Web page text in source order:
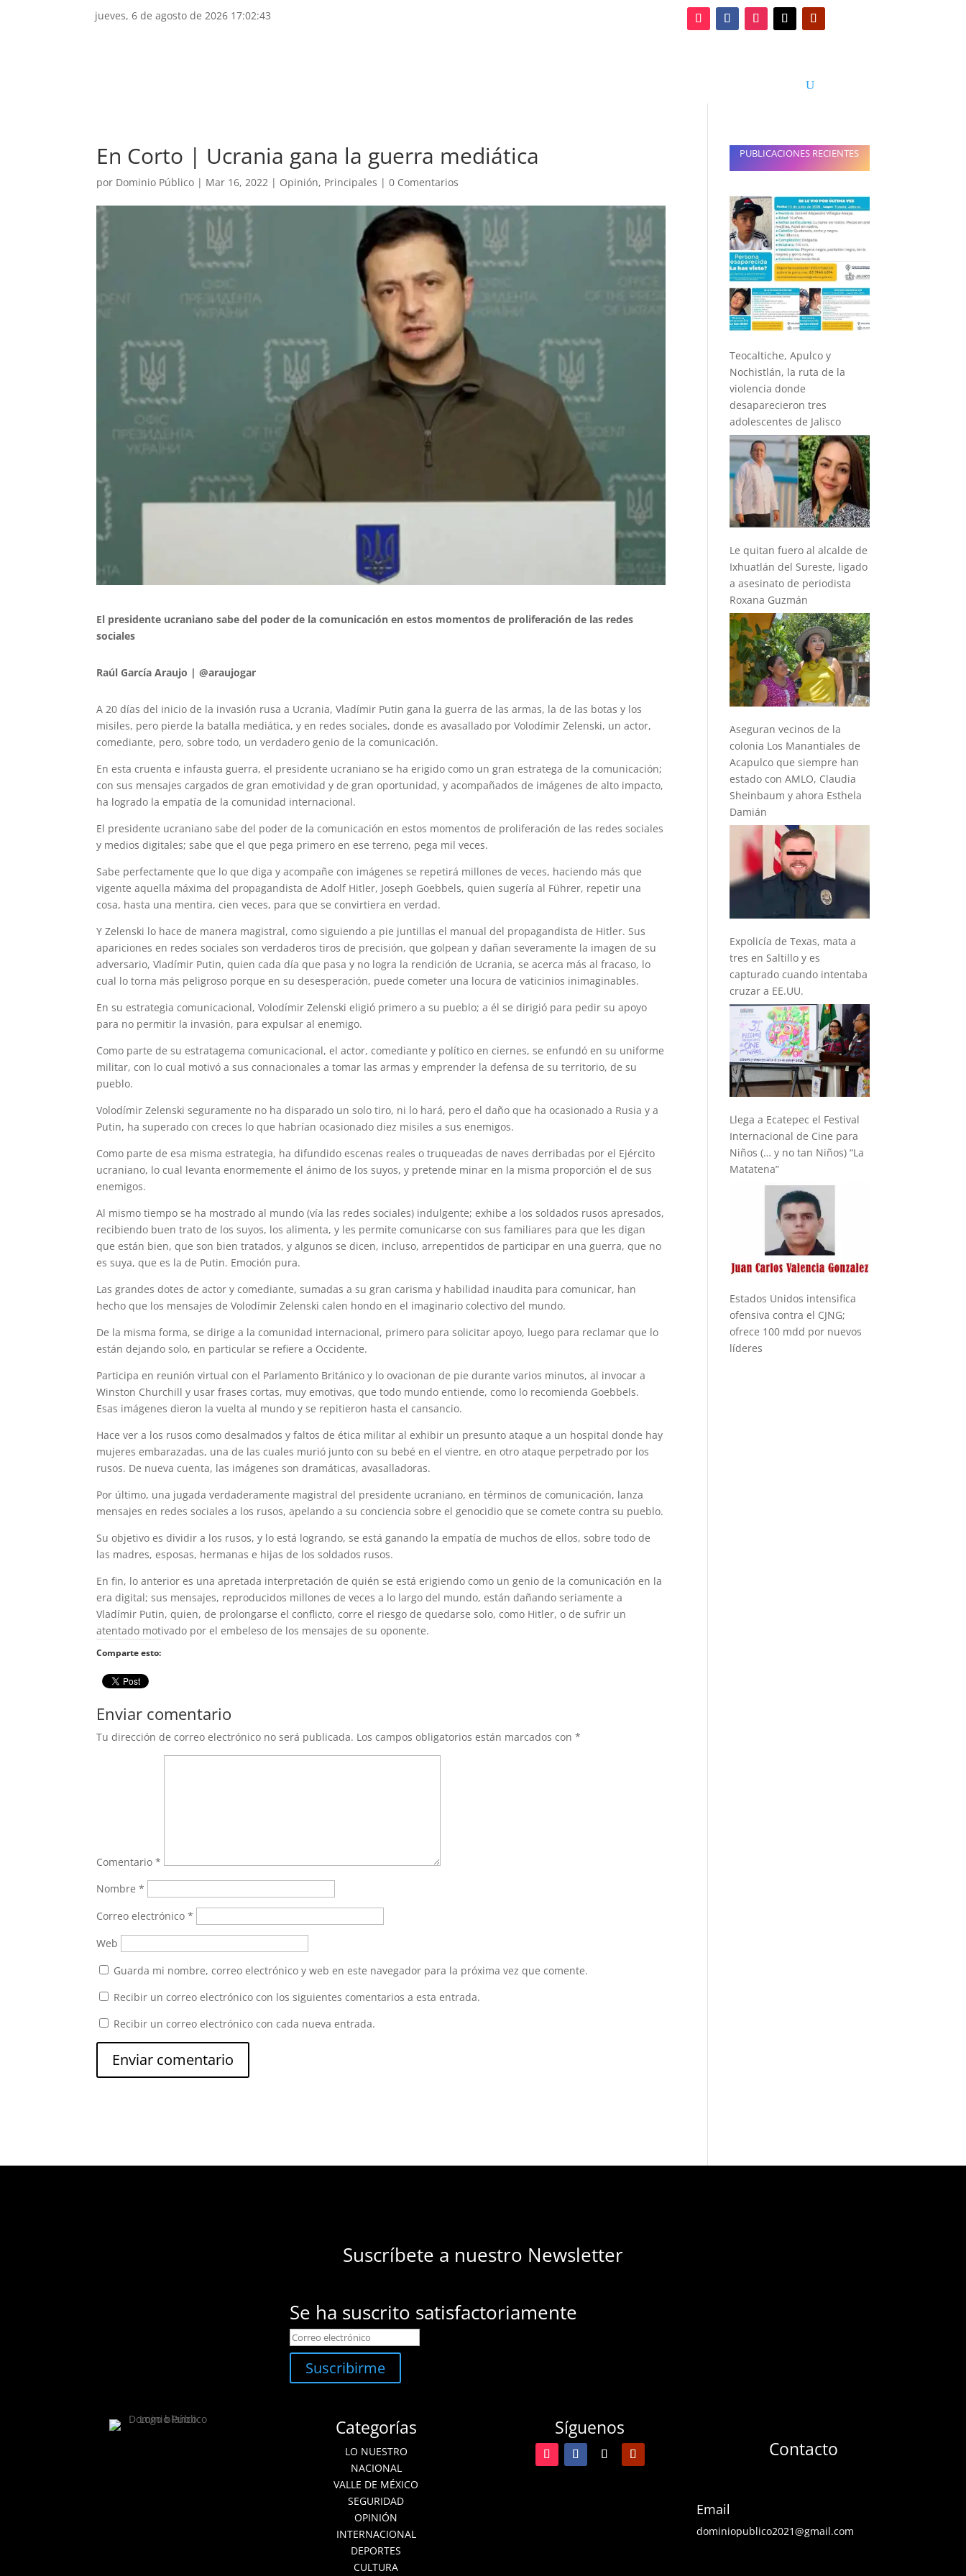
jueves, 6 de agosto de 2026 17:02:43
En Corto | Ucrania gana la guerra mediática
por Dominio Público | Mar 16, 2022 | Opinión, Principales |0 Comentarios
El presidente ucraniano sabe del poder de la comunicación en estos momentos de proliferación de las redes
sociales
Raúl García Araujo | @araujogar
A 20 días del inicio de la invasión rusa a Ucrania, Vladímir Putin gana la guerra de las armas, la de las botas y los
misiles, pero pierde la batalla mediática, y en redes sociales, donde es avasallado por Volodímir Zelenski, un actor,
comediante, pero, sobre todo, un verdadero genio de la comunicación.
En esta cruenta e infausta guerra, el presidente ucraniano se ha erigido como un gran estratega de la comunicación;
con sus mensajes cargados de gran emotividad y de gran oportunidad, y acompañados de imágenes de alto impacto,
ha logrado la empatía de la comunidad internacional.
El presidente ucraniano sabe del poder de la comunicación en estos momentos de proliferación de las redes sociales
y medios digitales; sabe que el que pega primero en ese terreno, pega mil veces.
Sabe perfectamente que lo que diga y acompañe con imágenes se repetirá millones de veces, haciendo más que
vigente aquella máxima del propagandista de Adolf Hitler, Joseph Goebbels, quien sugería al Führer, repetir una
cosa, hasta una mentira, cien veces, para que se convirtiera en verdad.
Y Zelenski lo hace de manera magistral, como siguiendo a pie juntillas el manual del propagandista de Hitler. Sus
apariciones en redes sociales son verdaderos tiros de precisión, que golpean y dañan severamente la imagen de su
adversario, Vladímir Putin, quien cada día que pasa y no logra la rendición de Ucrania, se acerca más al fracaso, lo
cual lo torna más peligroso porque en su desesperación, puede cometer una locura de vaticinios inimaginables.
En su estrategia comunicacional, Volodímir Zelenski eligió primero a su pueblo; a él se dirigió para pedir su apoyo
para no permitir la invasión, para expulsar al enemigo.
Como parte de su estratagema comunicacional, el actor, comediante y político en ciernes, se enfundó en su uniforme
militar, con lo cual motivó a sus connacionales a tomar las armas y emprender la defensa de su territorio, de su
pueblo.
Volodímir Zelenski seguramente no ha disparado un solo tiro, ni lo hará, pero el daño que ha ocasionado a Rusia y a
Putin, ha superado con creces lo que habrían ocasionado diez misiles a sus enemigos.
Como parte de esa misma estrategia, ha difundido escenas reales o truqueadas de naves derribadas por el Ejército
ucraniano, lo cual levanta enormemente el ánimo de los suyos, y pretende minar en la misma proporción el de sus
enemigos.
Al mismo tiempo se ha mostrado al mundo (vía las redes sociales) indulgente; exhibe a los soldados rusos apresados,
recibiendo buen trato de los suyos, los alimenta, y les permite comunicarse con sus familiares para que les digan
que están bien, que son bien tratados, y algunos se dicen, incluso, arrepentidos de participar en una guerra, que no
es suya, que es la de Putin. Emoción pura.
Las grandes dotes de actor y comediante, sumadas a su gran carisma y habilidad inaudita para comunicar, han
hecho que los mensajes de Volodímir Zelenski calen hondo en el imaginario colectivo del mundo.
De la misma forma, se dirige a la comunidad internacional, primero para solicitar apoyo, luego para reclamar que lo
están dejando solo, en particular se refiere a Occidente.
Participa en reunión virtual con el Parlamento Británico y lo ovacionan de pie durante varios minutos, al invocar a
Winston Churchill y usar frases cortas, muy emotivas, que todo mundo entiende, como lo recomienda Goebbels.
Esas imágenes dieron la vuelta al mundo y se repitieron hasta el cansancio.
Hace ver a los rusos como desalmados y faltos de ética militar al exhibir un presunto ataque a un hospital donde hay
mujeres embarazadas, una de las cuales murió junto con su bebé en el vientre, en otro ataque perpetrado por los
rusos. De nueva cuenta, las imágenes son dramáticas, avasalladoras.
Por último, una jugada verdaderamente magistral del presidente ucraniano, en términos de comunicación, lanza
mensajes en redes sociales a los rusos, apelando a su conciencia sobre el genocidio que se comete contra su pueblo.
Su objetivo es dividir a los rusos, y lo está logrando, se está ganando la empatía de muchos de ellos, sobre todo de
las madres, esposas, hermanas e hijas de los soldados rusos.
En fin, lo anterior es una apretada interpretación de quién se está erigiendo como un genio de la comunicación en la
era digital; sus mensajes, reproducidos millones de veces a lo largo del mundo, están dañando seriamente a
Vladímir Putin, quien, de prolongarse el conflicto, corre el riesgo de quedarse solo, como Hitler, o de sufrir un
atentado motivado por el embeleso de los mensajes de su oponente.
Comparte esto:
Enviar comentario
Tu dirección de correo electrónico no será publicada. Los campos obligatorios están marcados con*
Comentario*
Nombre*
Correo electrónico*
Web
Guarda mi nombre, correo electrónico y web en este navegador para la próxima vez que comente.
Recibir un correo electrónico con los siguientes comentarios a esta entrada.
Recibir un correo electrónico con cada nueva entrada.
PUBLICACIONES RECIENTES
Teocaltiche, Apulco y
Nochistlán, la ruta de la
violencia donde
desaparecieron tres
adolescentes de Jalisco
Le quitan fuero al alcalde de
Ixhuatlán del Sureste, ligado
a asesinato de periodista
Roxana Guzmán
Aseguran vecinos de la
colonia Los Manantiales de
Acapulco que siempre han
estado con AMLO, Claudia
Sheinbaum y ahora Esthela
Damián
Expolicía de Texas, mata a
tres en Saltillo y es
capturado cuando intentaba
cruzar a EE.UU.
Llega a Ecatepec el Festival
Internacional de Cine para
Niños (… y no tan Niños) “La
Matatena”
Estados Unidos intensifica
ofensiva contra el CJNG;
ofrece 100 mdd por nuevos
líderes
Suscríbete a nuestro Newsletter
Se ha suscrito satisfactoriamente
Suscribirme
Categorías
LO NUESTRO
NACIONAL
VALLE DE MÉXICO
SEGURIDAD
OPINIÓN
INTERNACIONAL
DEPORTES
CULTURA
Síguenos
Contacto
Email
dominiopublico2021@gmail.com